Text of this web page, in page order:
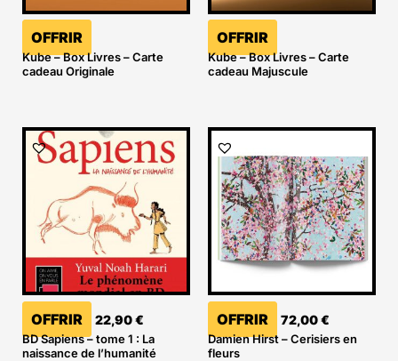
OFFRIR
Kube – Box Livres – Carte
cadeau Originale
OFFRIR
Kube – Box Livres – Carte
cadeau Majuscule
OFFRIR 22,90€
BD Sapiens – tome 1 : La
naissance de l’humanité
OFFRIR 72,00€
Damien Hirst – Cerisiers en
fleurs